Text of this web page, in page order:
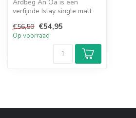
Ardbeg An Oa is een
verfijnde Islay single malt
complex...
€56,50 €54,95
Op voorraad